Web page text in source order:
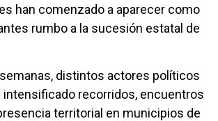
han comenzado a aparecer como
rumbo a la sucesión estatal de
distintos actores políticos
intensificado recorridos, encuentros
territorial en municipios de